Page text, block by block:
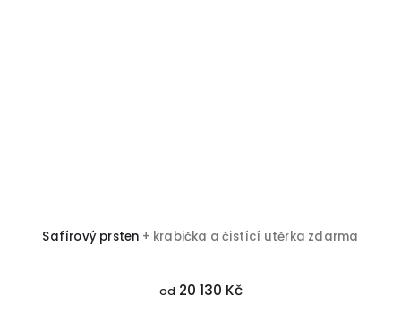
Safírový prsten + krabička a čistící utěrka zdarma
od20 130 Kč